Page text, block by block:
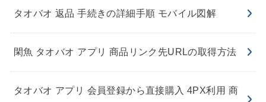
タオバオ 返品 手続きの詳細手順 モバイル図解
閑魚 タオバオ アプリ 商品リンク先URLの取得方法
タオバオ アプリ 会員登録から直接購入 4PX利用 商